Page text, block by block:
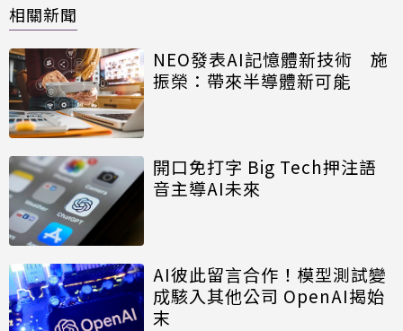
相關新聞
NEO發表AI記憶體新技術 施
振榮：帶來半導體新可能
開口免打字 Big Tech押注語
音主導AI未來
AI彼此留言合作！模型測試變
成駭入其他公司 OpenAI揭始
末